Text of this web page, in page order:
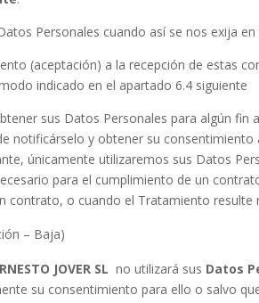
Personales cuando así se nos exija
(aceptación) a la recepción de estas
indicado en el apartado 6.4 siguiente
sus Datos Personales para algún
notificárselo y obtener su
únicamente utilizaremos sus Datos
para el cumplimiento de un
contrato, o cuando el Tratamiento resulte
– Baja)
JOVER SLno utilizará sus Datos
su consentimiento para ello o salvo